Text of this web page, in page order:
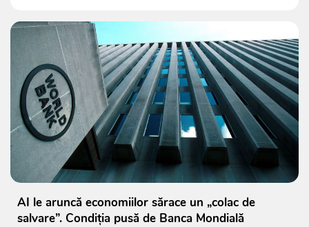
AI le aruncă economiilor sărace un „colac de
salvare”. Condiția pusă de Banca Mondială